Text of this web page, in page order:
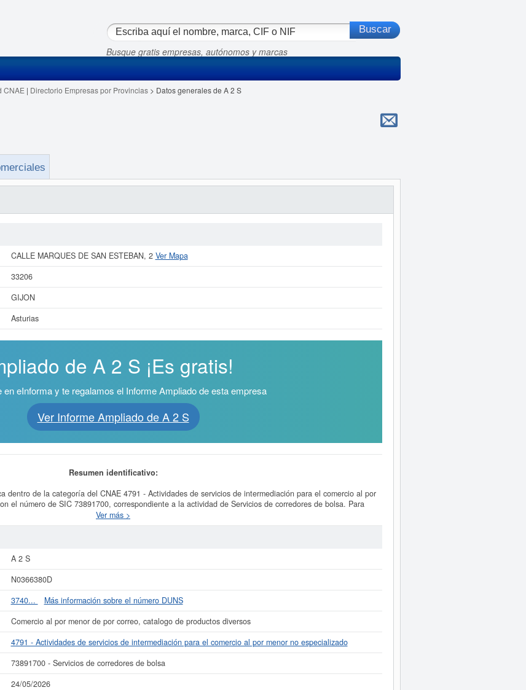
Busque gratis empresas, autónomos y marcas
CNAE | Directorio Empresas por Provincias> Datos generales de A 2 S
CALLE MARQUES DE SAN ESTEBAN, 2 Ver Mapa
33206
GIJON
Asturias
de A 2 S ¡Es gratis!
en eInforma y te regalamos el Informe Ampliado de esta empresa
Ver Informe Ampliado de A 2 S
Resumen identificativo:
dentro de la categoría del CNAE 4791 - Actividades de servicios de intermediación para el comercio al por
el número de SIC 73891700, correspondiente a la actividad de Servicios de corredores de bolsa. Para
de subvenciones puede solicitar esta empresa y otras parecidas puede hacerlo aquí.
de la empresa A 2 S puede
actualización del informe de empresa se ha realizado el 24/05/2026.
Ver más >
A 2 S
N0366380D
3740...
Más información sobre el número DUNS
Comercio al por menor de por correo, catalogo de productos diversos
4791 - Actividades de servicios de intermediación para el comercio al por menor no especializado
73891700 - Servicios de corredores de bolsa
24/05/2026